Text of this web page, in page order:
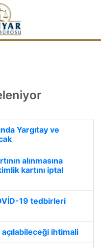
Bürosu |
Yargıtay ve
alınmasına
kartını iptal
19 tedbirleri
ihtimali